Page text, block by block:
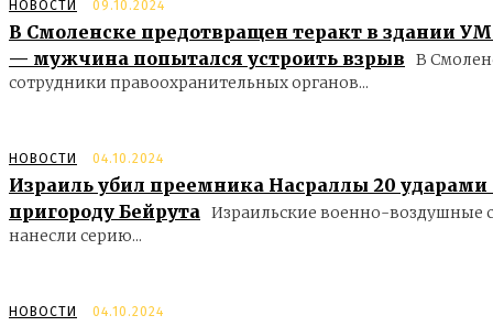
НОВОСТИ 09.10.2024
В Смоленске предотвращен теракт в здании
— мужчина попытался устроить взрыв
В
сотрудники правоохранительных органов...
НОВОСТИ 04.10.2024
Израиль убил преемника Насраллы 20 ударами
пригороду Бейрута Израильские военно-воздушные
нанесли серию...
НОВОСТИ 04.10.2024